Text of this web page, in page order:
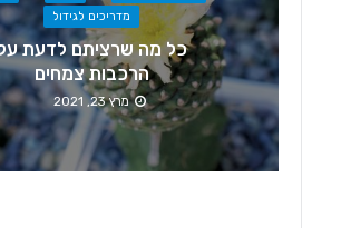
מדריכים לגידול
כל מה שרציתם לדעת
הרכבות צמחים
מרץ 23, 2021